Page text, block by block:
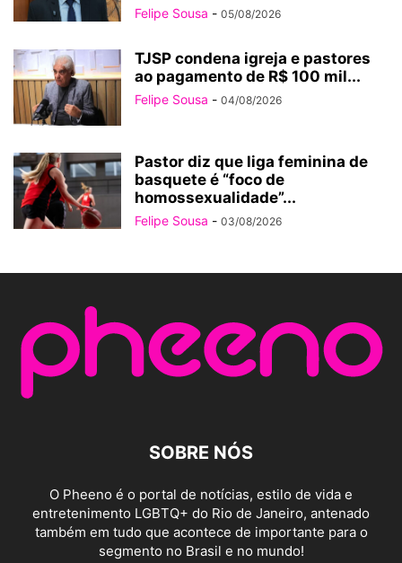
Felipe Sousa - 05/08/2026
TJSP condena igreja e pastores
ao pagamento de R$ 100 mil...
Felipe Sousa - 04/08/2026
Pastor diz que liga feminina de
basquete é “foco de
homossexualidade”...
Felipe Sousa - 03/08/2026
SOBRE NÓS
O Pheeno é o portal de notícias, estilo de vida e
entretenimento LGBTQ+ do Rio de Janeiro, antenado
também em tudo que acontece de importante para o
segmento no Brasil e no mundo!